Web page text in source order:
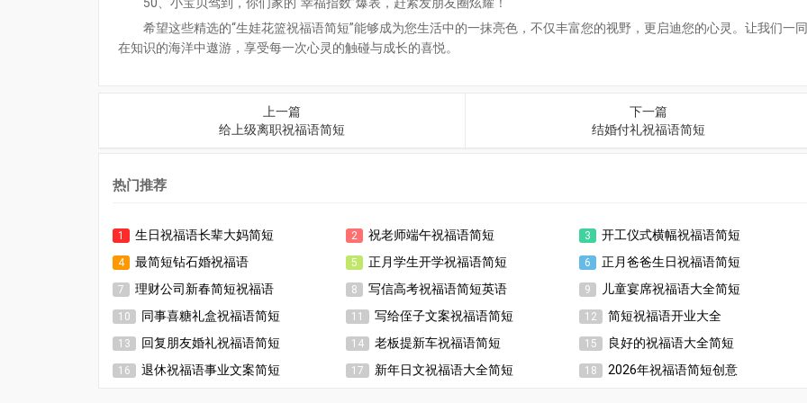
希望这些精选的“生娃花篮祝福语简短”能够成为您生活中的一抹亮色，不仅丰富您的视野，更启迪您的心灵。让我们一同
在知识的海洋中遨游，享受每一次心灵的触碰与成长的喜悦。
上一篇
给上级离职祝福语简短
下一篇
结婚付礼祝福语简短
热门推荐
1 生日祝福语长辈大妈简短 2 祝老师端午祝福语简短 3 开工仪式横幅祝福语简短
4 最简短钻石婚祝福语 5 正月学生开学祝福语简短 6 正月爸爸生日祝福语简短
7 理财公司新春简短祝福语 8 写信高考祝福语简短英语 9 儿童宴席祝福语大全简短
10 同事喜糖礼盒祝福语简短 11 写给侄子文案祝福语简短 12 简短祝福语开业大全
13 回复朋友婚礼祝福语简短 14 老板提新车祝福语简短 15 良好的祝福语大全简短
16 退休祝福语事业文案简短 17 新年日文祝福语大全简短 18 2026年祝福语简短创意